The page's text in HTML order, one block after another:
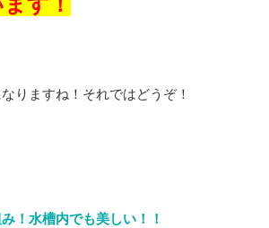
りますね！それではどうぞ！
！水槽内でも美しい！！